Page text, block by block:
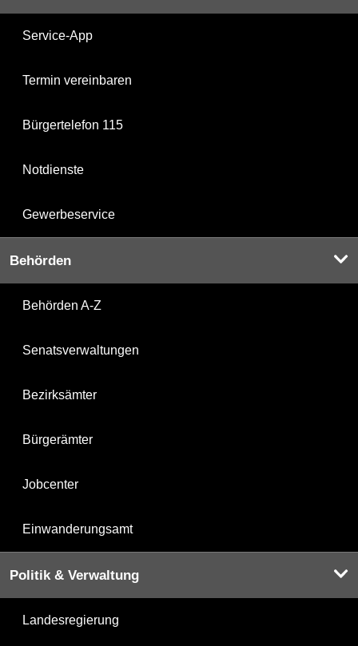
Service-App
Termin vereinbaren
Bürgertelefon 115
Notdienste
Gewerbeservice
Behörden
Behörden A-Z
Senatsverwaltungen
Bezirksämter
Bürgerämter
Jobcenter
Einwanderungsamt
Politik & Verwaltung
Landesregierung